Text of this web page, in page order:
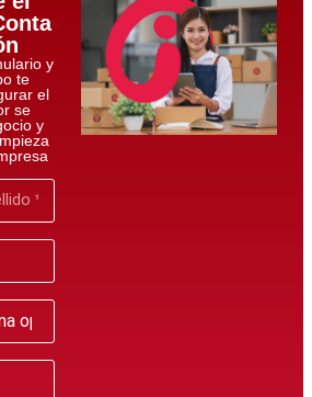
y
te
el
se
y